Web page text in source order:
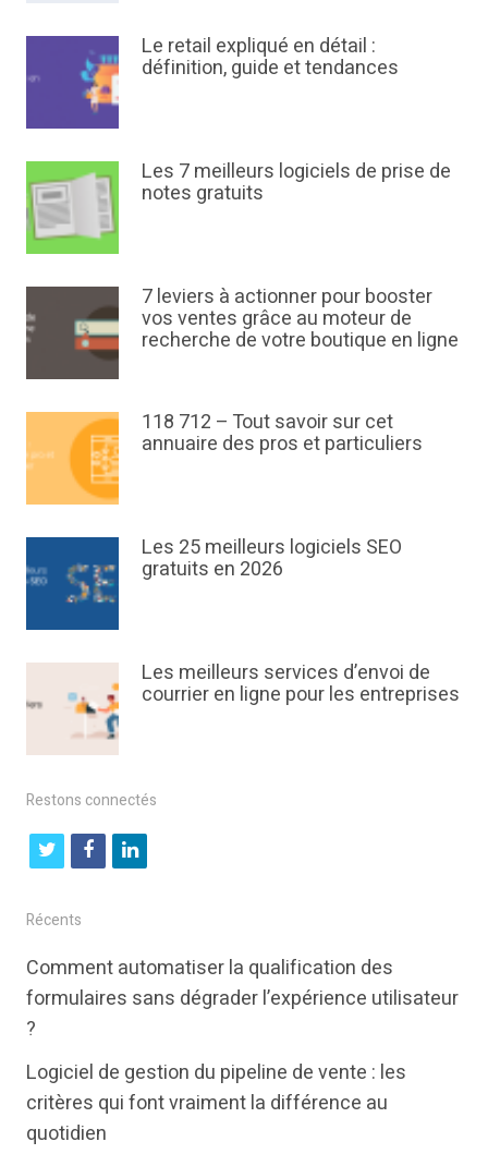
Le retail expliqué en détail :
définition, guide et tendances
Les 7 meilleurs logiciels de prise de
notes gratuits
7 leviers à actionner pour booster
vos ventes grâce au moteur de
recherche de votre boutique en ligne
118 712 – Tout savoir sur cet
annuaire des pros et particuliers
Les 25 meilleurs logiciels SEO
gratuits en 2026
Les meilleurs services d’envoi de
courrier en ligne pour les entreprises
Restons connectés
t
i
t
r
f
b
k
l
k
e
n
Récents
Comment automatiser la qualification des
formulaires sans dégrader l’expérience utilisateur
?
Logiciel de gestion du pipeline de vente : les
critères qui font vraiment la différence au
quotidien